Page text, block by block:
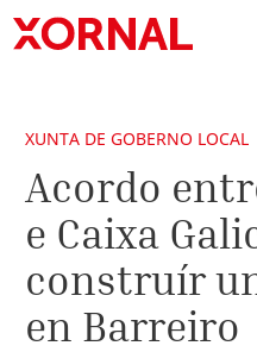
XUNTA DE GOBERNO LOCAL
Acordo
e Caixa
construír
en Barreiro